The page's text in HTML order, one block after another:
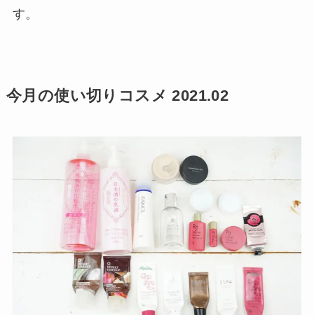
す。
今月の使い切りコスメ 2021.02